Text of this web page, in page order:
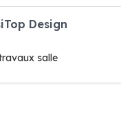
Design
salle